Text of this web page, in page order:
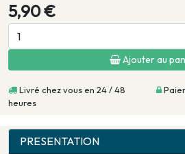
5,90 €
Ajouter au
Livré chez vous en 24 / 48
heures
PRESENTATION